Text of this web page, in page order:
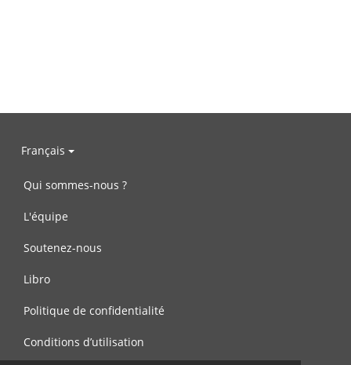
Français
Qui sommes-nous ?
L'équipe
Soutenez-nous
Libro
Politique de confidentialité
Conditions d’utilisation